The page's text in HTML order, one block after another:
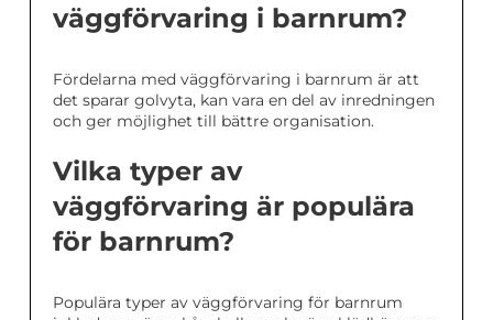
väggförvaring i barnrum?
Fördelarna med väggförvaring i barnrum är att
det sparar golvyta, kan vara en del av inredningen
och ger möjlighet till bättre organisation.
Vilka typer av
väggförvaring är populära
för barnrum?
Populära typer av väggförvaring för barnrum